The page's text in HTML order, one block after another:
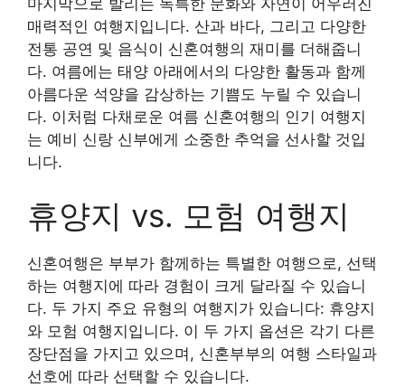
매력적인 여행지입니다. 산과 바다, 그리고 다양한
전통 공연 및 음식이 신혼여행의 재미를 더해줍니
다. 여름에는 태양 아래에서의 다양한 활동과 함께
아름다운 석양을 감상하는 기쁨도 누릴 수 있습니
다. 이처럼 다채로운 여름 신혼여행의 인기 여행지
는 예비 신랑 신부에게 소중한 추억을 선사할 것입
니다.
휴양지 vs. 모험 여행지
신혼여행은 부부가 함께하는 특별한 여행으로, 선택
하는 여행지에 따라 경험이 크게 달라질 수 있습니
다. 두 가지 주요 유형의 여행지가 있습니다: 휴양지
와 모험 여행지입니다. 이 두 가지 옵션은 각기 다른
장단점을 가지고 있으며, 신혼부부의 여행 스타일과
선호에 따라 선택할 수 있습니다.